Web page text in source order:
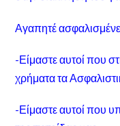
Αγαπητέ ασφαλισμένε,
-Είμαστε αυτοί που
χρήματα τα
-Είμαστε αυτοί που